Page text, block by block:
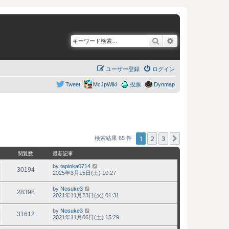
検索
ログイン
ユーザー登録
Dynmap
投票
McJpWiki
Tweet
検索結果 65 件 1 2 3
閲覧数 最新記事
30194 by tapioka0714
2025年3月15日(土) 10:27
28398 by Nosuke3
2021年11月23日(火) 01:31
31612 by Nosuke3
2021年11月06日(土) 15:29